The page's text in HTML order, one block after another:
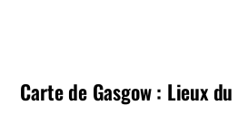
Carte de Gasgow : Lieux